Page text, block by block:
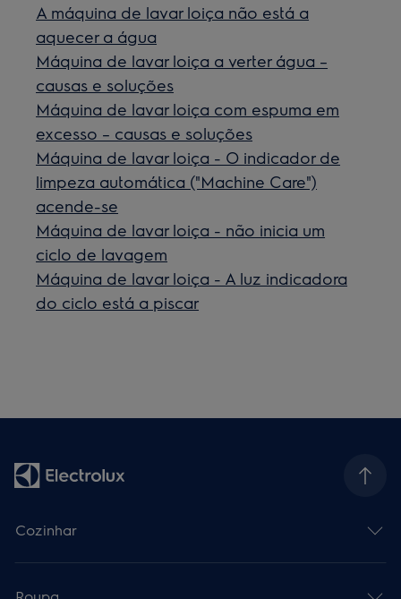
A máquina de lavar loiça não está a
aquecer a água
Máquina de lavar loiça a verter água –
causas e soluções
Máquina de lavar loiça com espuma em
excesso – causas e soluções
Máquina de lavar loiça - O indicador de
limpeza automática ("Machine Care")
acende-se
Máquina de lavar loiça - não inicia um
ciclo de lavagem
Máquina de lavar loiça - A luz indicadora
do ciclo está a piscar
Cozinhar